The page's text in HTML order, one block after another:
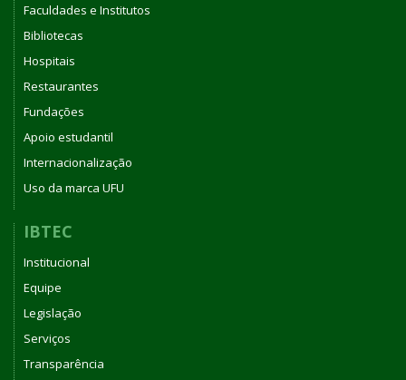
Faculdades e Institutos
Bibliotecas
Hospitais
Restaurantes
Fundações
Apoio estudantil
Internacionalização
Uso da marca UFU
IBTEC
Institucional
Equipe
Legislação
Serviços
Transparência